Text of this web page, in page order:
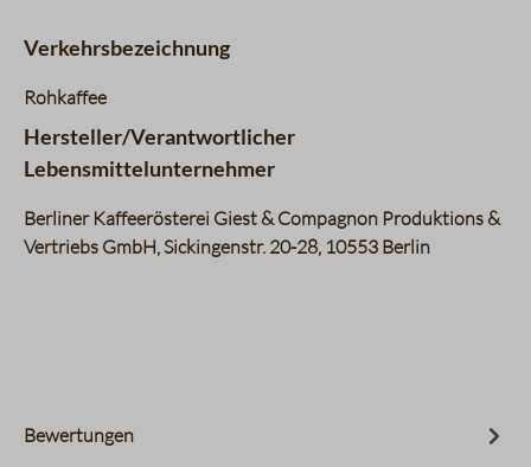
Verkehrsbezeichnung
Rohkaffee
Hersteller/Verantwortlicher
Lebensmittelunternehmer
Berliner Kaffeerösterei Giest & Compagnon Produktions &
Vertriebs GmbH, Sickingenstr. 20-28, 10553 Berlin
Bewertungen